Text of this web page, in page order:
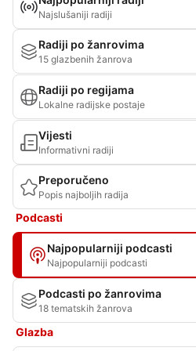
Najslušaniji radiji
Radiji po žanrovima
15 glazbenih žanrova
Radiji po regijama
Lokalne radijske postaje
Vijesti
Informativni radiji
Preporučeno
Popis najboljih radija
Podcasti
Najpopularniji podcasti
Najpopularniji podcasti
Podcasti po žanrovima
18 tematskih žanrova
Glazba